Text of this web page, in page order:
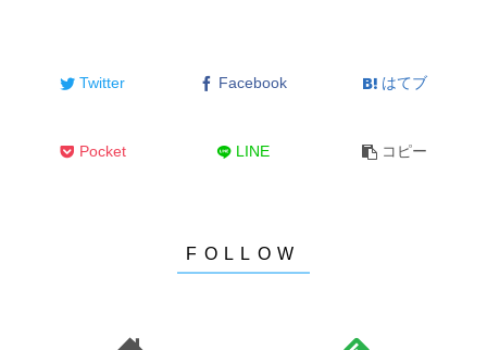
Twitter Facebook はてブ
Pocket LINE コピー